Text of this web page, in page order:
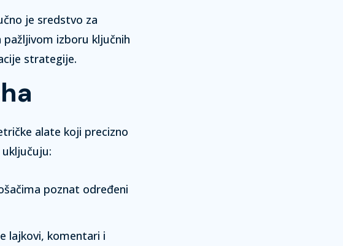
je sredstvo za
izboru ključnih
strategije.
alate koji precizno
poznat određeni
lajkovi, komentari i